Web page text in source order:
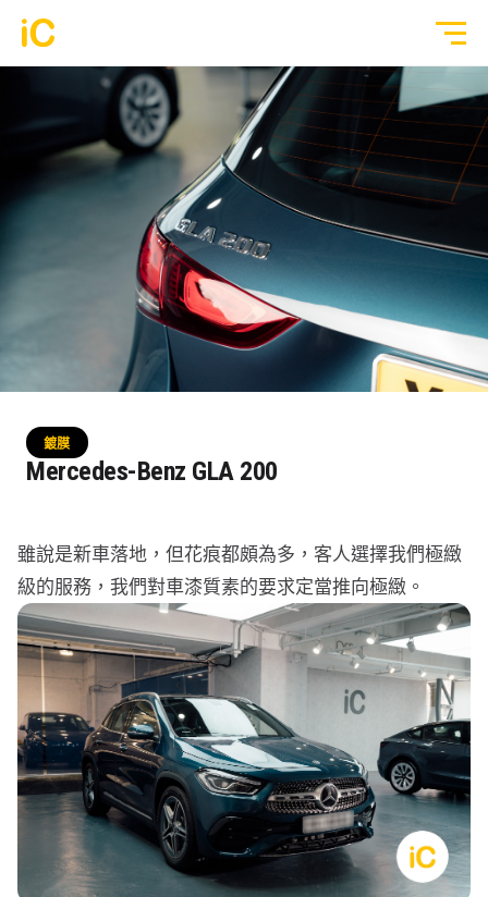
鍍膜塗層
GYEON 傳統鍍膜塗層
ULGO® Black Infinity™ 自修復鍍膜
PPF 車漆保護膜
透明 GYEON® PPF
轉色 OM® Individual Color PPF
3M® Crystalline™ 玻璃隔熱膜
行車紀錄儀安裝
為您推薦
車漆保護方案建議
轉色 Color PPF
鍍膜 Coating
鍍膜
Mercedes-Benz GLA 200
雖說是新車落地，但花痕都頗為多，客人選擇我們極緻
級的服務，我們對車漆質素的要求定當推向極緻。